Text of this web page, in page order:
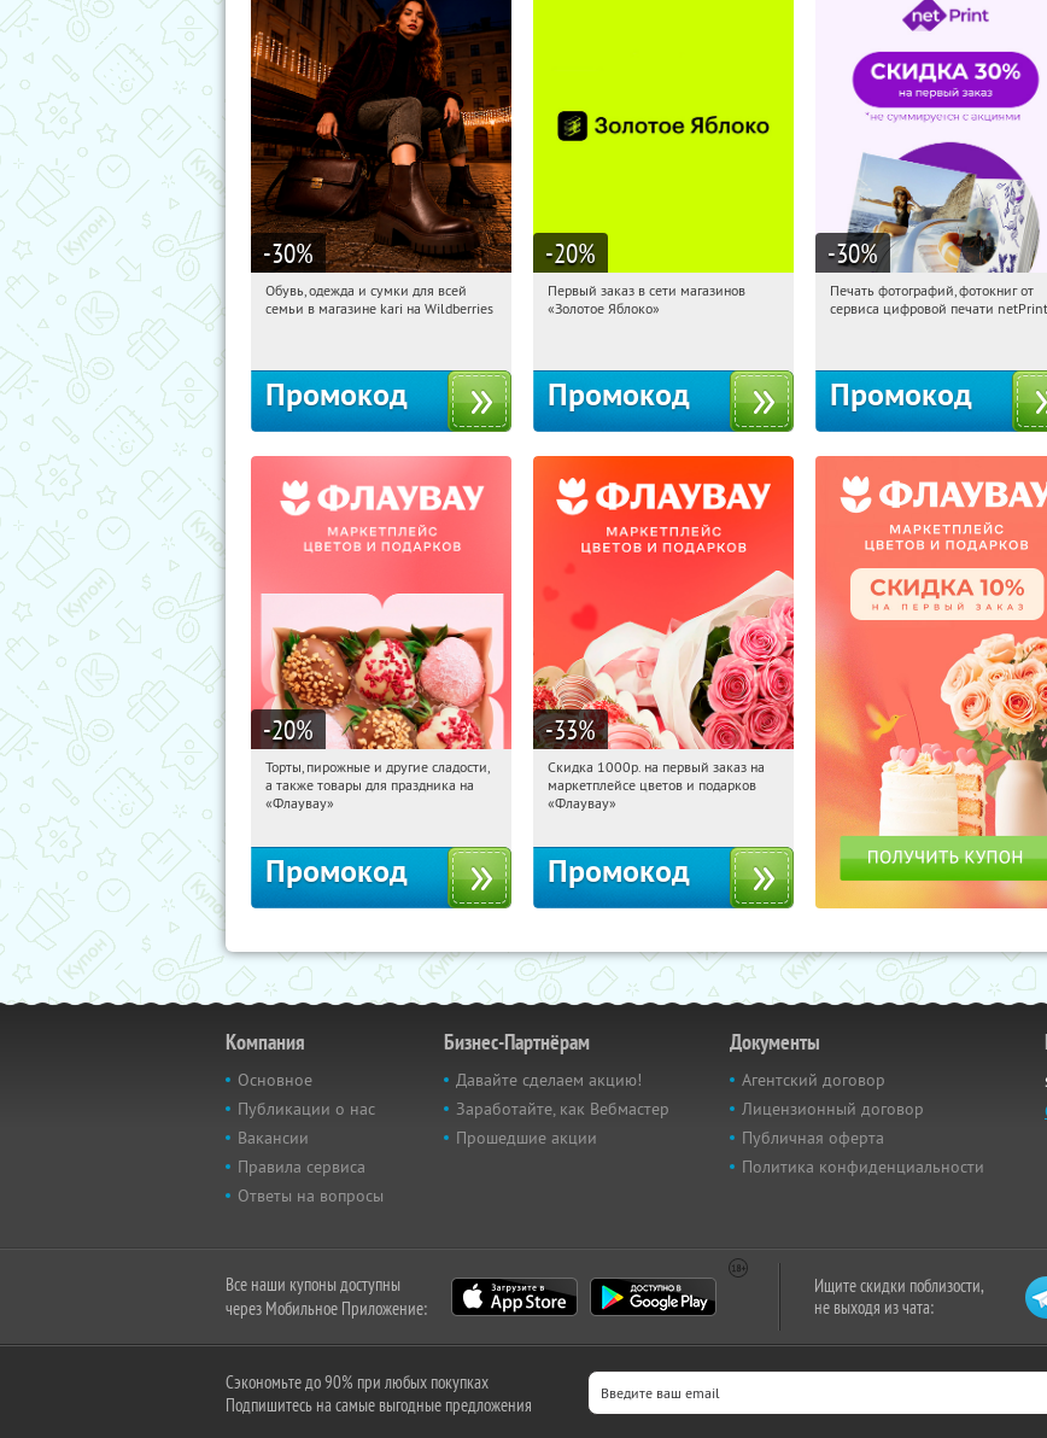
-30%
01:03:04 Получили:
Обувь, одежда и сумки для всей
семьи в магазине kari на Wildberries
Промокод
-20%
01:03:04
Получи первым!
Первый заказ в сети магазинов
«Золотое Яблоко»
Промокод
-30%
01:03:04 Получили:
Печать фотографий, фотокниг от
сервиса цифровой печати netPrint
Промокод
-20%
01:03:04 Получили:
Россия
Торты, пирожные и другие сладости,
а также товары для праздника на
«Флаувау»
Промокод
-33%
01:03:04 Получили:
Россия
Скидка 1000р. на первый заказ на
маркетплейсе цветов и подарков
«Флаувау»
Промокод
Компания
Основное
Публикации о нас
Вакансии
Правила сервиса
Ответы на вопросы
Бизнес-Партнёрам
Давайте сделаем акцию!
Заработайте, как Вебмастер
Прошедшие акции
Документы
Агентский договор
Лицензионный договор
Публичная оферта
Политика конфиденциальности
Все наши купоны доступны
через Мобильное Приложение:
Ищите скидки поблизости,
не выходя из чата:
Сэкономьте до 90% при любых покупках
Подпишитесь на самые выгодные предложения